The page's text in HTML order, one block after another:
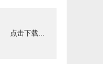
点击下载...